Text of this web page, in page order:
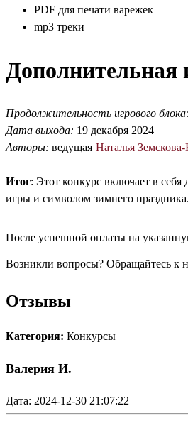
PDF для печати варежек
mp3 треки
Продолжительность игрового блока:
Дата выхода: 19 декабря 2024
Авторы: ведущая Наталья Земскова-
Итог: Этот конкурс включает в
игры и символом зимнего праздника.
После успешной оплаты на
Возникли вопросы? Обращайтесь к
Отзывы
Категория: Конкурсы
Валерия И.
Дата: 2024-12-30 21:07:22